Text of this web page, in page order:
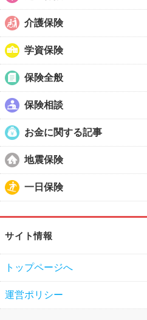
介護保険
学資保険
保険全般
保険相談
お金に関する記事
地震保険
一日保険
サイト情報
トップページへ
運営ポリシー